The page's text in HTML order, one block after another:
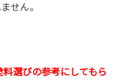
せん。
選びの参考にしてもら